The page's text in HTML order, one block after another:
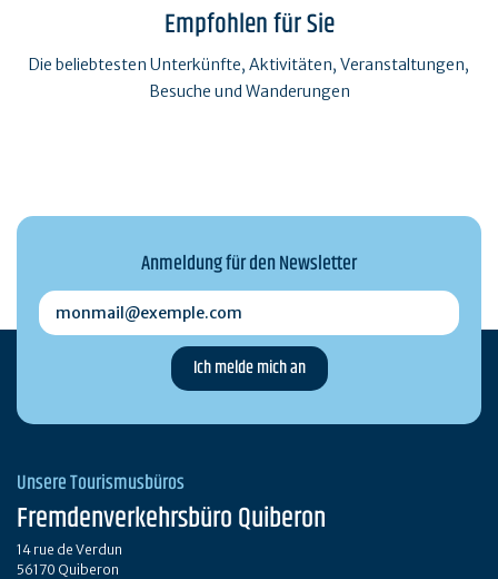
Empfohlen für Sie
Die beliebtesten Unterkünfte, Aktivitäten, Veranstaltungen,
Besuche und Wanderungen
Anmeldung für den Newsletter
monmail@exemple.com
Unsere Tourismusbüros
Fremdenverkehrsbüro Quiberon
14 rue de Verdun
56170 Quiberon